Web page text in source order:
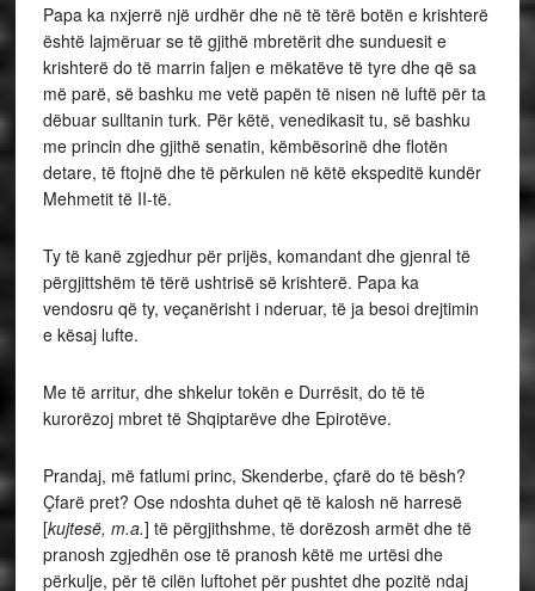
Papa ka nxjerrë një urdhër dhe në të tërë botën e krishterë
është lajmëruar se të gjithë mbretërit dhe sunduesit e
krishterë do të marrin faljen e mëkatëve të tyre dhe që sa
më parë, së bashku me vetë papën të nisen në luftë për ta
dëbuar sulltanin turk. Për këtë, venedikasit tu, së bashku
me princin dhe gjithë senatin, këmbësorinë dhe flotën
detare, të ftojnë dhe të përkulen në këtë ekspeditë kundër
Mehmetit të II-të.
Ty të kanë zgjedhur për prijës, komandant dhe gjenral të
përgjittshëm të tërë ushtrisë së krishterë. Papa ka
vendosru që ty, veçanërisht i nderuar, të ja besoi drejtimin
e kësaj lufte.
Me të arritur, dhe shkelur tokën e Durrësit, do të të
kurorëzoj mbret të Shqiptarëve dhe Epirotëve.
Prandaj, më fatlumi princ, Skenderbe, çfarë do të bësh?
Çfarë pret? Ose ndoshta duhet që të kalosh në harresë
[kujtesë, m.a.] të përgjithshme, të dorëzosh armët dhe të
pranosh zgjedhën ose të pranosh këtë me urtësi dhe
përkulje, për të cilën luftohet për pushtet dhe pozitë ndaj